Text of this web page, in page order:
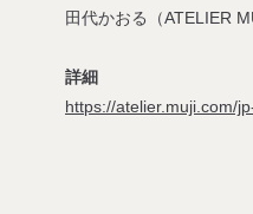
田代かおる（ATELIER
詳細
https://atelier.muji.com/